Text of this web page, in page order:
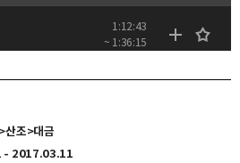
1:12:43
~ 1:36:15
산조>대금
- 2017.03.11